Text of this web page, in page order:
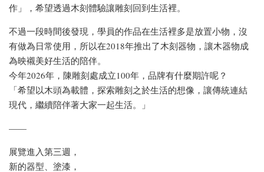
作」，希望透過木刻體驗讓雕刻回到生活裡。
不過一段時間後發現，學員的作品在生活裡多是放置小物，沒
有做為日常使用，所以在2018年推出了木刻器物，讓木器物成
為映襯美好生活的陪伴。
今年2026年，陳雕刻處成立100年，品牌有什麼期許呢？
「希望以木頭為載體，探索雕刻之於生活的想像，讓傳統連結
現代，繼續陪伴著大家一起生活。」
——
展覽進入第三週，
新的器型、塗漆，